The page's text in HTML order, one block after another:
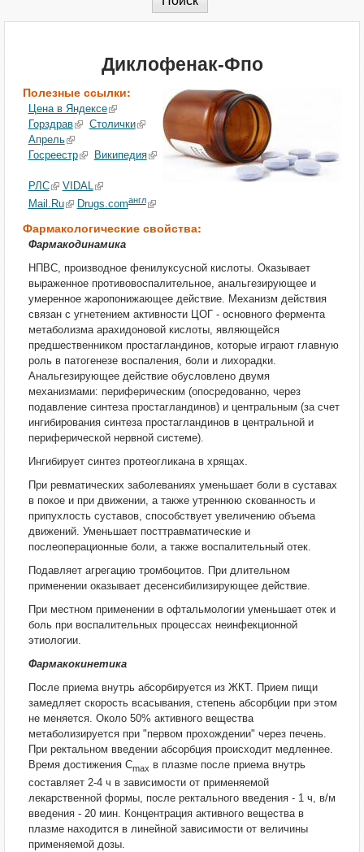
Диклофенак-Фпо
Полезные ссылки:
Цена в Яндексе
Горздрав
Столички
Апрель
Госреестр
Википедия
РЛС
VIDAL
Mail.Ru
Drugs.comангл
Фармакологические свойства:
Фармакодинамика
НПВС, производное фенилуксусной кислоты. Оказывает
выраженное противовоспалительное, анальгезирующее и
умеренное жаропонижающее действие. Механизм действия
связан с угнетением активности ЦОГ - основного фермента
метаболизма арахидоновой кислоты, являющейся
предшественником простагландинов, которые играют главную
роль в патогенезе воспаления, боли и лихорадки.
Анальгезирующее действие обусловлено двумя
механизмами: периферическим (опосредованно, через
подавление синтеза простагландинов) и центральным (за счет
ингибирования синтеза простагландинов в центральной и
периферической нервной системе).
Ингибирует синтез протеогликана в хрящах.
При ревматических заболеваниях уменьшает боли в суставах
в покое и при движении, а также утреннюю скованность и
припухлость суставов, способствует увеличению объема
движений. Уменьшает посттравматические и
послеоперационные боли, а также воспалительный отек.
Подавляет агрегацию тромбоцитов. При длительном
применении оказывает десенсибилизирующее действие.
При местном применении в офтальмологии уменьшает отек и
боль при воспалительных процессах неинфекционной
этиологии.
Фармакокинетика
После приема внутрь абсорбируется из ЖКТ. Прием пищи
замедляет скорость всасывания, степень абсорбции при этом
не меняется. Около 50% активного вещества
метаболизируется при "первом прохождении" через печень.
При ректальном введении абсорбция происходит медленнее.
Время достижения Сmax в плазме после приема внутрь
составляет 2-4 ч в зависимости от применяемой
лекарственной формы, после ректального введения - 1 ч, в/м
введения - 20 мин. Концентрация активного вещества в
плазме находится в линейной зависимости от величины
применяемой дозы.